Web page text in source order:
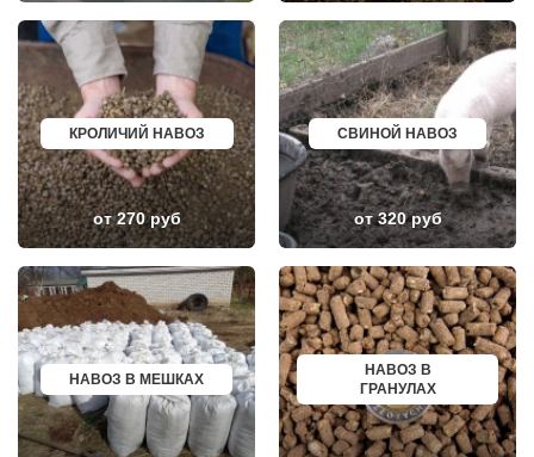
ЛУХОВИЦЫ
ЛЫТКАРИНО
ЛЬВОВСКИЙ
ЛЮБЕРЦЫ
ЛЮБУЧАНЫ
МАЛАХОВКА
МАЛИНО
МАМЫРИ
МАРФИНО
МЕНДЕЛЕЕВО
МЕШКОВО
МЕЩЕРИНО
МИШЕРОНСКИЙ
МОЖАЙСК
МОЛОДЕЖНЫЙ
МОЛОКОВО
МОНИНО
МОСКОВСКИЙ
МУХАНОВО
МЫТИЩИ
НАРО-ФОМИНСК
НАХАБИНО
ДИМИТРОВГРАД
СИМ
МАЛОЯРОСЛАВЕЦ
МАРИИНСК
МИНУСИНСК
ВЕРХНЯЯ ПЫШМА
РОССОШЬ
УСТЬ ЛАБИНСК
КОМСОМОЛЬСК
РЖЕВ
АЛЕКСЕЕВКА
ВЯЗЬМА
ПОКРОВ
ЗЕЛЕНОДОЛЬСК
ЛИВНЫ
БОБРОВ
ЛИСКИ
КУЗНЕЦК
БАЛАШОВ
ВЫШНИЙ ВОЛОЧЕК
БЕЛОЯРСКИЙ
ГУСЬ ХРУСТАЛЬНЫЙ
КРОЛИЧИЙ НАВОЗ
от 270 руб
СВИНОЙ НАВОЗ
от 320 руб
НАВОЗ В МЕШКАХ
НАВОЗ В
ГРАНУЛАХ